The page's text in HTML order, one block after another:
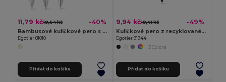
11,79 kč19,64 kč -40%
Bambusové kuličkové pero s klipem a kovovými detaily
Egotier 81010
Přidat do košíku
9,94 kč19,41 kč -49%
Kuličkové pero z recyklovaného hliníku (100% rAL) s pryžovou úpravou
Egotier 91944
+3 Colors
Přidat do košíku